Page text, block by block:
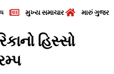
મુખ્ય સમાચાર મારું
હિસ્સો